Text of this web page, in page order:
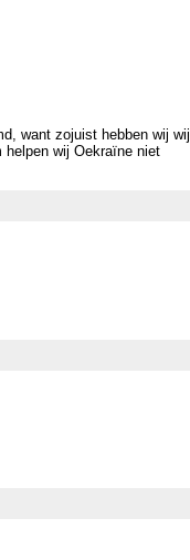
want zojuist hebben wij wij
helpen wij Oekraïne niet